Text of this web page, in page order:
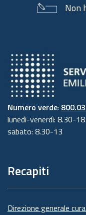
Non
Numero verde:
lunedì-venerdì: 8.30-18
sabato: 8.30-13
Recapiti
Direzione generale